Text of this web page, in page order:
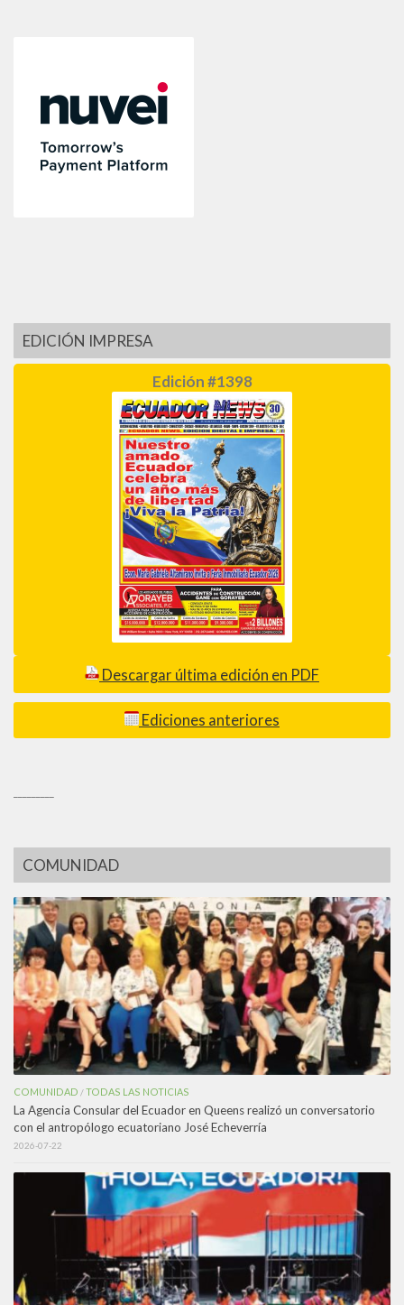
EDICIÓN IMPRESA
Edición #1398
Descargar última edición en PDF
Ediciones anteriores
COMUNIDAD
COMUNIDAD /TODAS LAS NOTICIAS
La Agencia Consular del Ecuador en Queens realizó un conversatorio
con el antropólogo ecuatoriano José Echeverría
2026-07-22